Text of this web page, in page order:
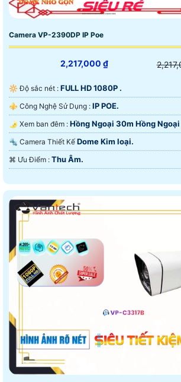
Camera VP-2390DP IP Poe
2,217,000 ₫
🔆 Độ sắc nét : FULL HD 1080P .
⚜️ Công Nghệ Sử Dụng : IP POE.
🌛 Xem ban đêm : Hồng Ngoại 30m Hồng Ngoại
🔩 Camera Thiết Kế Dome Kim loại.
️⌘ Ưu Điểm : Thu Âm.